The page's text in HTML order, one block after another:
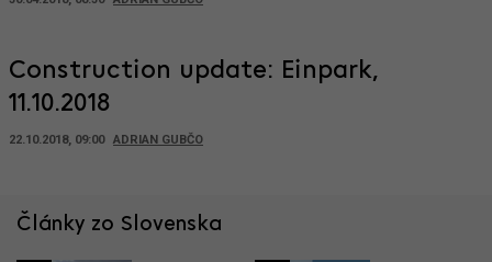
Construction update: Einpark,
11.10.2018
22.10.2018, 09:00 ADRIAN GUBČO
Články zo Slovenska